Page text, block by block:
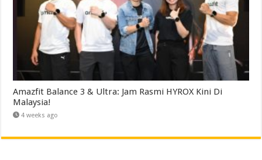
Amazfit Balance 3 & Ultra: Jam Rasmi HYROX Kini Di
Malaysia!
4 weeks ago